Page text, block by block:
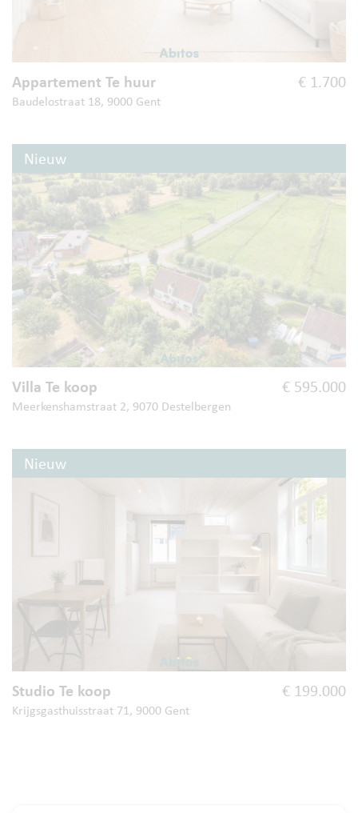
Appartement Te huur € 1.700
Baudelostraat 18, 9000 Gent
Nieuw
Villa Te koop € 595.000
Meerkenshamstraat 2, 9070 Destelbergen
Nieuw
Studio Te koop € 199.000
Krijgsgasthuisstraat 71, 9000 Gent